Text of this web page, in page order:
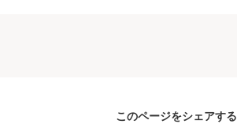
このページをシェアする